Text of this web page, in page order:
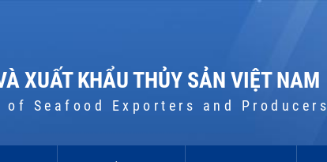
XUẤT KHẨU THỦY SẢN VIỆT NAM
Seafood Exporters and Producers